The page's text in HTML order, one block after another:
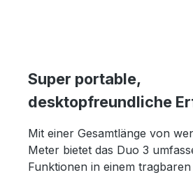
Super portable,
desktopfreundliche
Mit einer Gesamtlänge von
Meter bietet das Duo 3
Funktionen in einem